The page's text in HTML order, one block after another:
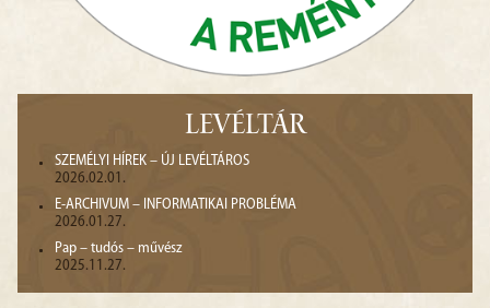
LEVÉLTÁR
SZEMÉLYI HÍREK – ÚJ LEVÉLTÁROS
2026.02.01.
E-ARCHIVUM – INFORMATIKAI PROBLÉMA
2026.01.27.
Pap – tudós – művész
2025.11.27.